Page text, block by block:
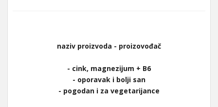
naziv proizvoda - proizovođač
- cink, magnezijum + B6
- oporavak i bolji san
- pogodan i za vegetarijance